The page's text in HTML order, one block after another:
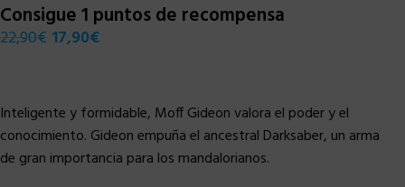
Consigue 1 puntos de recompensa
22,90€ 17,90€
Inteligente y formidable, Moff Gideon valora el poder y el
conocimiento. Gideon empuña el ancestral Darksaber, un arma
de gran importancia para los mandalorianos.